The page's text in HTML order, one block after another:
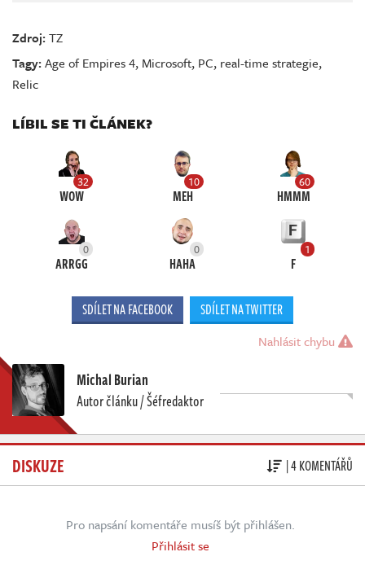
Zdroj:TZ
Tagy:Age of Empires 4, Microsoft, PC, real-time strategie,
Relic
LÍBIL SE TI ČLÁNEK?
32
WOW
10
MEH
60
HMMM
0
ARRGG
0
HAHA
1
F
SDÍLET NA FACEBOOK SDÍLET NA TWITTER
Nahlásit chybu
Michal Burian
Autor článku / Šéfredaktor
DISKUZE | 4 KOMENTÁŘŮ
Pro napsání komentáře musíš být přihlášen.
Přihlásit se